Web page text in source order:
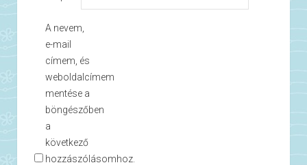
A nevem,
e-mail
címem, és
weboldalcímem
mentése a
böngészőben
a
következő
hozzászólásomhoz.